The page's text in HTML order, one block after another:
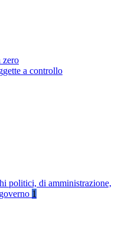
zero
a controllo
politici, di amministrazione,
1